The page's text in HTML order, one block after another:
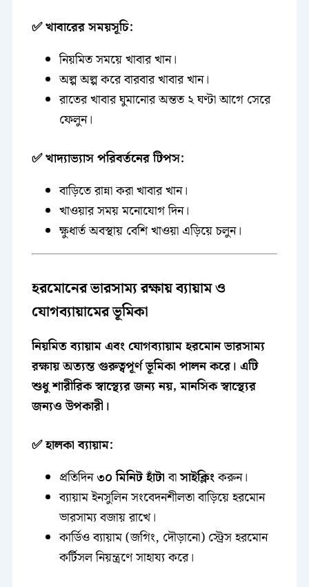
✅ খাবারের সময়সূচি:
নিয়মিত সময়ে খাবার খান।
অল্প অল্প করে বারবার খাবার খান।
রাতের খাবার ঘুমানোর অন্তত ২ ঘণ্টা আগে সেরে
ফেলুন।
✅ খাদ্যাভ্যাস পরিবর্তনের টিপস:
বাড়িতে রান্না করা খাবার খান।
খাওয়ার সময় মনোযোগ দিন।
ক্ষুধার্ত অবস্থায় বেশি খাওয়া এড়িয়ে চলুন।
হরমোনের ভারসাম্য রক্ষায় ব্যায়াম ও
যোগব্যায়ামের ভূমিকা
নিয়মিত ব্যায়াম এবং যোগব্যায়াম হরমোন ভারসাম্য
রক্ষায় অত্যন্ত গুরুত্বপূর্ণ ভূমিকা পালন করে। এটি
শুধু শারীরিক স্বাস্থ্যের জন্য নয়, মানসিক স্বাস্থ্যের
জন্যও উপকারী।
✅ হালকা ব্যায়াম:
প্রতিদিন৩০ মিনিট হাঁটাবাসাইক্লিংকরুন।
ব্যায়াম ইনসুলিন সংবেদনশীলতা বাড়িয়ে হরমোন
ভারসাম্য বজায় রাখে।
কার্ডিও ব্যায়াম (জগিং, দৌড়ানো) স্ট্রেস হরমোন
কর্টিসল নিয়ন্ত্রণে সাহায্য করে।